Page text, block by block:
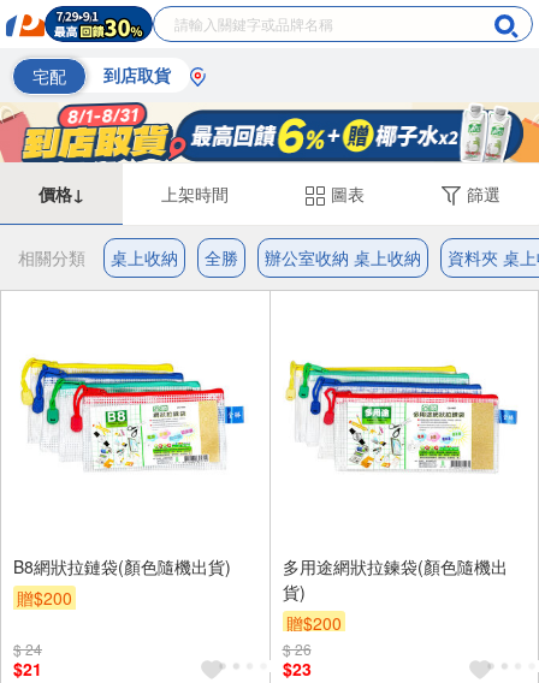
宅配 到店取貨
價格↓ 上架時間 圖表 篩選
相關分類 桌上收納 全勝 辦公室收納 桌上收納 資料夾 桌
B8網狀拉鏈袋(顏色隨機出貨)
贈$200
$ 24
$21
多用途網狀拉鍊袋(顏色隨機出
貨)
贈$200
$ 26
$23